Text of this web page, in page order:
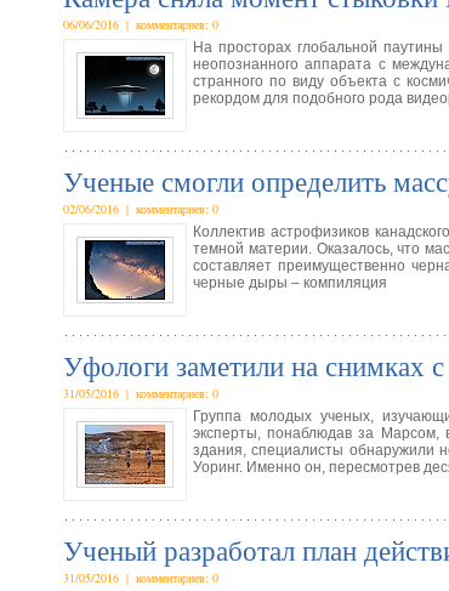
06/06/2016 | комментариев: 0
На просторах глобальной
неопознанного аппарата с
странного по виду объекта с
рекордом для подобного рода
Ученые смогли определить
02/06/2016 | комментариев: 0
Коллектив астрофизиков
темной материи. Оказалось, что
составляет преимущественно
черные дыры – компиляция
Уфологи заметили на снимках
31/05/2016 | комментариев: 0
Группа молодых ученых,
эксперты, понаблюдав за Марсом,
здания, специалисты обнаружили
Уоринг. Именно он, пересмотрев
Ученый разработал план
31/05/2016 | комментариев: 0